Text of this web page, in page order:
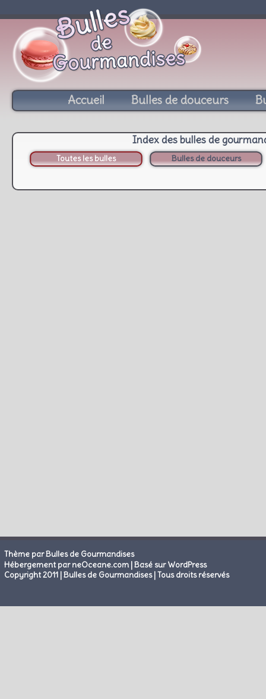
Accueil Bulles de douceurs
Index des bulles de
Toutes les bulles Bulles de douceurs
Thème par Bulles de Gourmandises
Hébergement par neOceane.com |Basé sur WordPress
Copyright 2011 | Bulles de Gourmandises | Tous droits réservés